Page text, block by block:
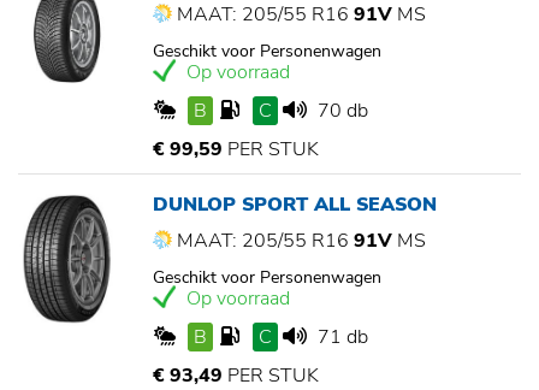
MAAT: 205/55 R16 91V MS
Geschikt voor Personenwagen
Op voorraad
B
C
70 db
€ 99,59 PER STUK
DUNLOP SPORT ALL SEASON
MAAT: 205/55 R16 91V MS
Geschikt voor Personenwagen
Op voorraad
B
C
71 db
€ 93,49 PER STUK